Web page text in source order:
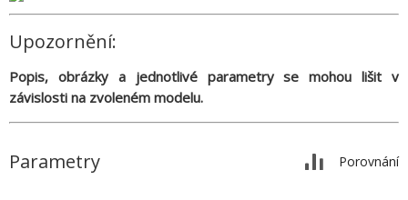
Upozornění:
Popis, obrázky a jednotlivé parametry se mohou lišit v
závislosti na zvoleném modelu.
Parametry Porovnání